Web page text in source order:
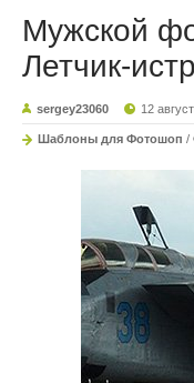
Мужской
Летчик-
sergey23060 12
Шаблоны для Фотошоп /